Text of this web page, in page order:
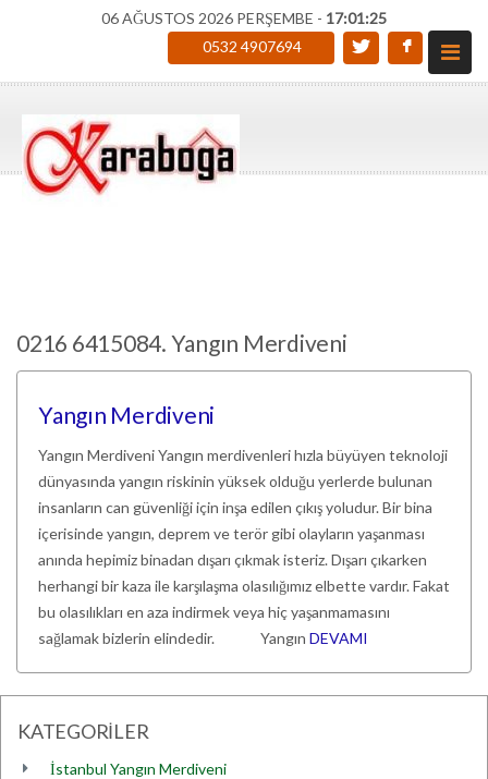
06 AĞUSTOS 2026 PERŞEMBE - 17:01:25
0532 4907694
0216 6415084. Yangın Merdiveni
Yangın Merdiveni
Yangın Merdiveni Yangın merdivenleri hızla büyüyen teknoloji
dünyasında yangın riskinin yüksek olduğu yerlerde bulunan
insanların can güvenliği için inşa edilen çıkış yoludur. Bir bina
içerisinde yangın, deprem ve terör gibi olayların yaşanması
anında hepimiz binadan dışarı çıkmak isteriz. Dışarı çıkarken
herhangi bir kaza ile karşılaşma olasılığımız elbette vardır. Fakat
bu olasılıkları en aza indirmek veya hiç yaşanmamasını
sağlamak bizlerin elindedir. Yangın DEVAMI
KATEGORİLER
İstanbul Yangın Merdiveni